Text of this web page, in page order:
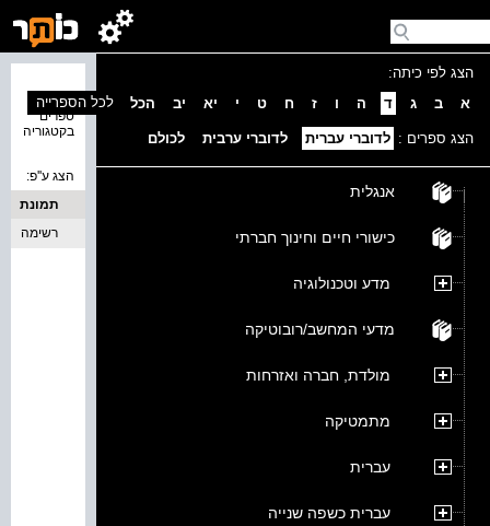
הצג לפי כיתה:
א
ב ג ד ה ו ז ח ט י יא יב הכל
הצג ספרים : לדוברי עברית לדוברי ערבית לכולם
אנגלית
כישורי חיים וחינוך חברתי
מדע וטכנולוגיה
מדעי המחשב/רובוטיקה
מולדת, חברה ואזרחות
מתמטיקה
עברית
עברית כשפה שנייה
ספרים
בקטגוריה
לכל הספרייה
הצג ע''פ:
תמונת
כריכה
רשימה